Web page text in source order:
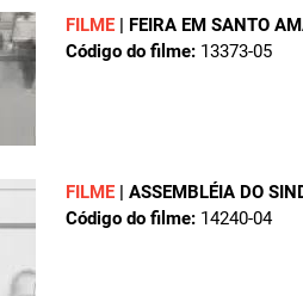
FILME | FEIRA EM SANTO
Código do filme: 13373-05
FILME | ASSEMBLÉIA DO
Código do filme: 14240-04